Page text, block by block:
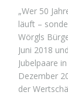
„Wer 50
läuft –
Wörgls
Juni 2018
Jubelpaare
Dezember
der